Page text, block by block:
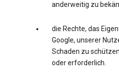
anderweitig zu
die Rechte, das
Google, unserer
Schaden zu
oder erforderlich.